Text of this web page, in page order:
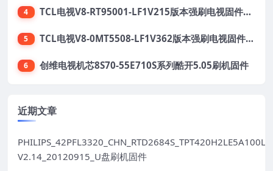
4 TCL电视V8-RT95001-LF1V215版本强刷电视固件包下载
5 TCL电视V8-0MT5508-LF1V362版本强刷电视固件包下载
6 创维电视机芯8S70-55E710S系列酷开5.05刷机固件
近期文章
V2.14_20120915_U盘刷机固件